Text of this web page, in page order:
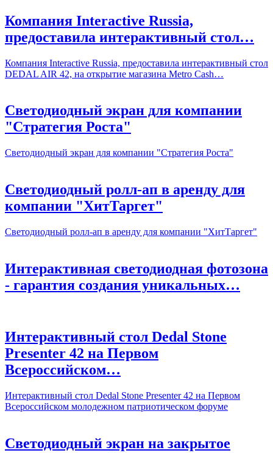
Компания Interactive Russia,
предоставила интерактивный стол…
Компания Interactive Russia, предоставила интерактивный стол
DEDAL AIR 42, на открытие магазина Metro Cash…
Светодиодный экран для компании
"Стратегия Роста"
Светодиодный экран для компании "Стратегия Роста"
Светодиодный ролл-ап в аренду для
компании "ХитТаргет"
Светодиодный ролл-ап в аренду для компании "ХитТаргет"
Интерактивная светодиодная фотозона
- гарантия создания уникальных…
Интерактивный стол Dedal Stone
Presenter 42 на Первом
Всероссийском…
Интерактивный стол Dedal Stone Presenter 42 на Первом
Всероссийском молодежном патриотическом форуме
Светодиодный экран на закрытое